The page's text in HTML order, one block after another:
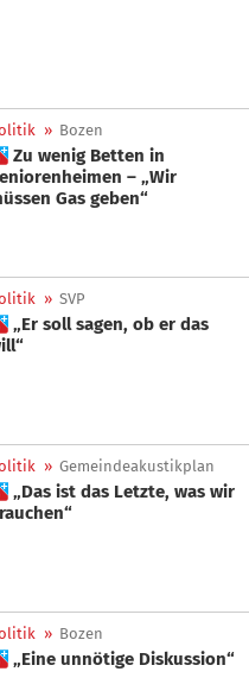
» Bozen
in
– „Wir
Gas geben“
» SVP
er das
» Gemeindeakustikplan
was wir
» Bozen
 „Eine unnötige Diskussion“